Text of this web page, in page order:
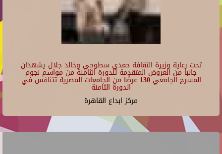
تحت رعاية وزيرة الثقافة حمدي سطوحي وخالد جلال يشهدان
جانبا من العروض المتقدمة للدورة الثامنة من مواسم نجوم
المسرح الجامعي 130 عرضًا من الجامعات المصرية تتنافس في
الدورة الثامنة
مركز ابداع القاهرة